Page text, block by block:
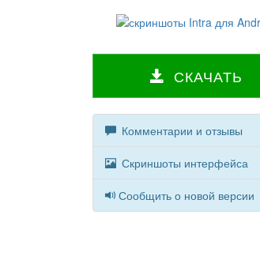
СКАЧАТЬ
Комментарии и отзывы
Скриншоты интерфейса
Сообщить о новой версии